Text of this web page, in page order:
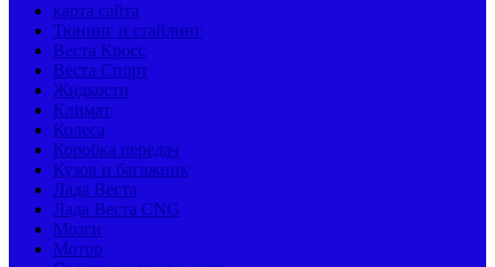
карта сайта
Тюнинг и стайлинг
Веста Кросс
Веста Спорт
Жидкости
Климат
Колеса
Коробка передач
Кузов и багажник
Лада Веста
Лада Веста CNG
Мозги
Мотор